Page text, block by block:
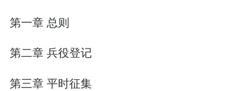
第一章 总则
第二章 兵役登记
第三章 平时征集